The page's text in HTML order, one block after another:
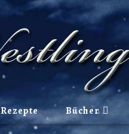
Rezepte Bücher